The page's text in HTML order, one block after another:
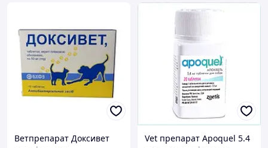
Ветпрепарат Доксивет
Vet препарат Apoquel 5.4